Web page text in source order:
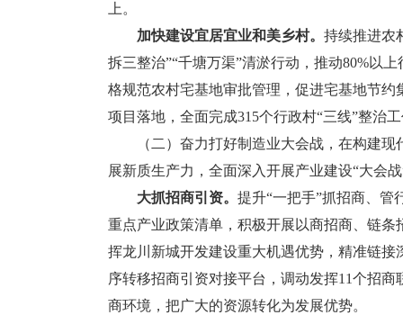
上。
加快建设宜居宜业和美乡村。 持续推进农
拆三整治”“千塘万渠”清淤行动，推动80%以
格规范农村宅基地审批管理，促进宅基地节
项目落地，全面完成315个行政村“三线”整治
（二）奋力打好制造业大会战，在构建现
展新质生产力，全面深入开展产业建设“大会
大抓招商引资。 提升“一把手”抓招商、管
重点产业政策清单，积极开展以商招商、链
挥龙川新城开发建设重大机遇优势，精准链
序转移招商引资对接平台，调动发挥11个招
商环境，把广大的资源转化为发展优势。